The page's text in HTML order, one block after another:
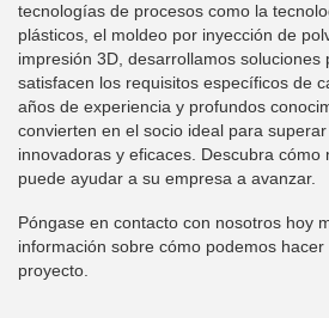
tecnologías de procesos como la
plásticos, el moldeo por inyección de
impresión 3D, desarrollamos soluciones
satisfacen los requisitos específicos de
años de experiencia y profundos
convierten en el socio ideal para
innovadoras y eficaces. Descubra cómo
puede ayudar a su empresa a avanzar.
Póngase en contacto con nosotros hoy
información sobre cómo podemos
proyecto.